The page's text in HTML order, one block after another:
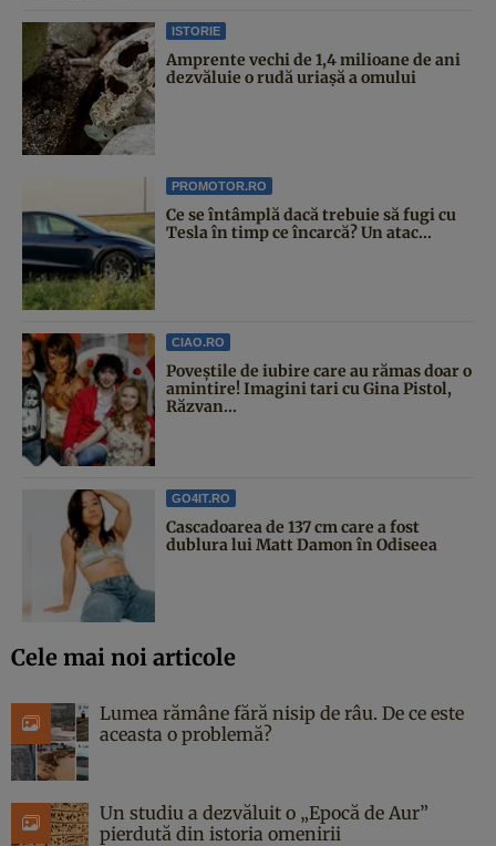
ISTORIE
Amprente vechi de 1,4 milioane de ani
dezvăluie o rudă uriașă a omului
PROMOTOR.RO
Ce se întâmplă dacă trebuie să fugi cu
Tesla în timp ce încarcă? Un atac...
CIAO.RO
Poveştile de iubire care au rămas doar o
amintire! Imagini tari cu Gina Pistol,
Răzvan...
GO4IT.RO
Cascadoarea de 137 cm care a fost
dublura lui Matt Damon în Odiseea
Cele mai noi articole
Lumea rămâne fără nisip de râu. De ce este
aceasta o problemă?
Un studiu a dezvăluit o „Epocă de Aur”
pierdută din istoria omenirii